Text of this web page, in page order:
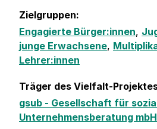
Zielgruppen:
Engagierte Bürger:innen,
junge Erwachsene,
Lehrer:innen
Träger des Vielfalt-
gsub - Gesellschaft für
Unternehmensberatung mbH